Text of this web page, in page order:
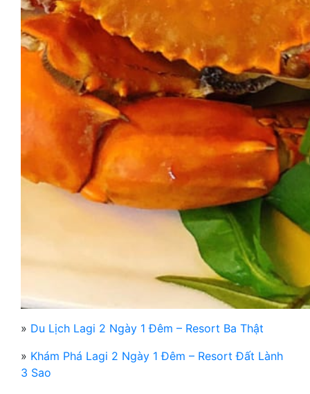
» Du Lịch Lagi 2 Ngày 1 Đêm – Resort Ba Thật
» Khám Phá Lagi 2 Ngày 1 Đêm – Resort Đất Lành
3 Sao